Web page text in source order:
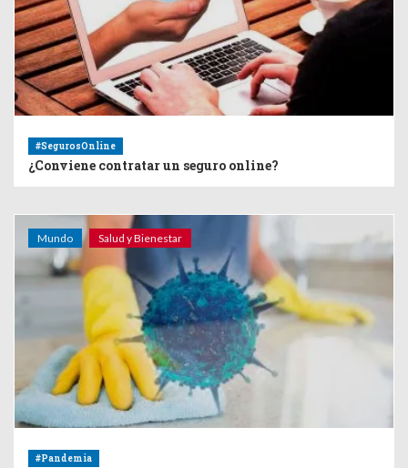
#SegurosOnline
¿Conviene contratar un seguro online?
Mundo Salud y Bienestar
#Pandemia